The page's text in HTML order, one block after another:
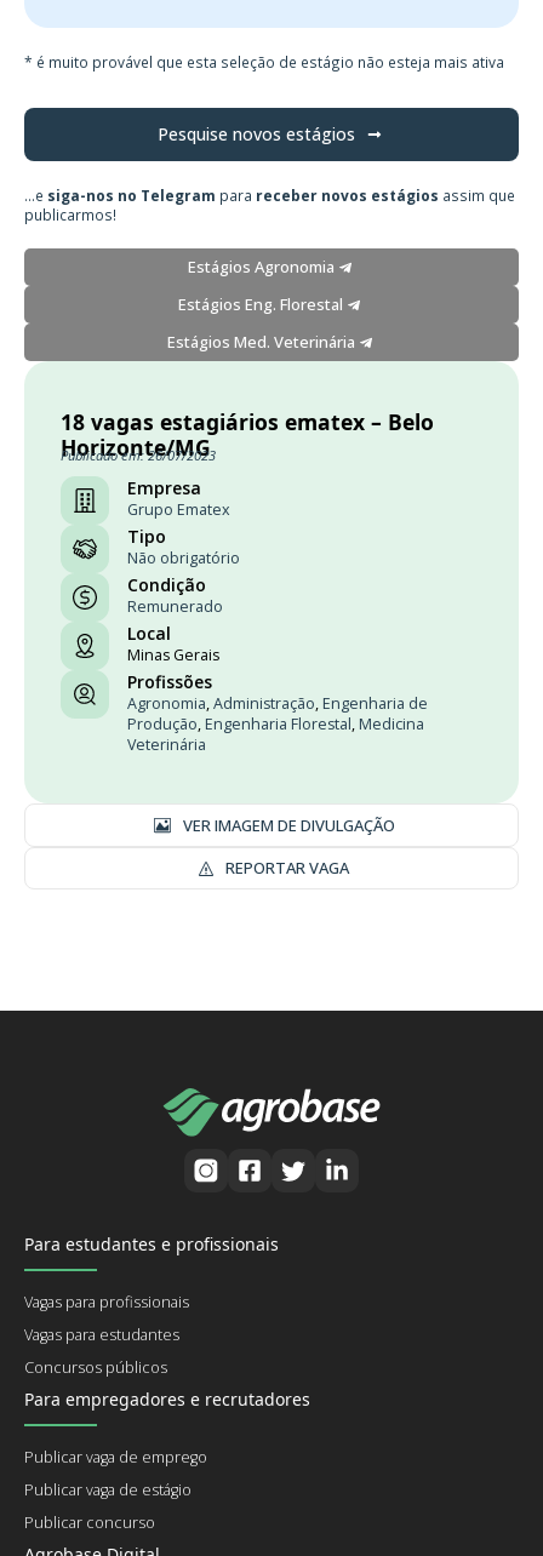
* é muito provável que esta seleção de estágio não esteja mais ativa
Pesquise novos estágios
...e siga-nos no Telegram para receber novos estágios assim que
publicarmos!
Estágios Agronomia
Estágios Eng. Florestal
Estágios Med. Veterinária
18 vagas estagiários ematex – Belo
Horizonte/MG
Publicado em: 26/07/2023
Empresa
Grupo Ematex
Tipo
Não obrigatório
Condição
Remunerado
Local
Minas Gerais
Profissões
Agronomia,Administração, Engenharia de
Produção, Engenharia Florestal, Medicina
Veterinária
VER IMAGEM DE DIVULGAÇÃO
REPORTAR VAGA
Para estudantes e profissionais
Vagas para profissionais
Vagas para estudantes
Concursos públicos
Para empregadores e recrutadores
Publicar vaga de emprego
Publicar vaga de estágio
Publicar concurso